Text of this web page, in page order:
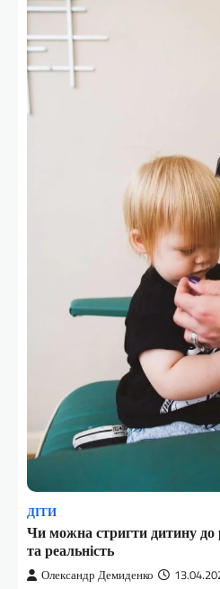
ДІТИ
Чи можна стригти дитину до
та реальність
Олександр Демиденко